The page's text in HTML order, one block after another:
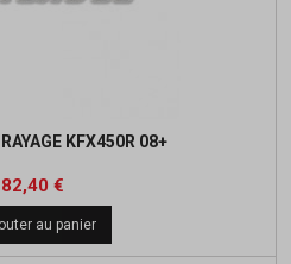
KFX450R 08+
€Prix
de
base
au panier